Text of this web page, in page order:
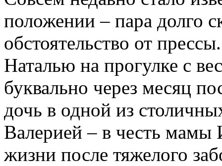
положении – пара долго
обстоятельство от
Наталью на прогулке с
буквально через месяц
дочь в одной из
Валерией – в честь мамы
жизни после тяжелого